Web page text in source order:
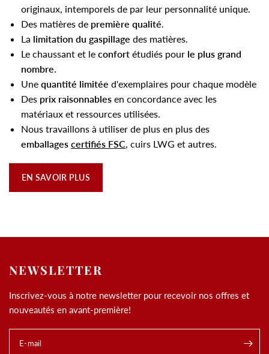
originaux, intemporels de par leur personnalité unique.
Des matières de première qualité.
La limitation du gaspillage des matières.
Le chaussant et le confort étudiés pour le plus grand
nombre.
Une quantité limitée d'exemplaires pour chaque modèle
Des prix raisonnables en concordance avec les
matériaux et ressources utilisées.
Nous travaillons à utiliser de plus en plus des
emballages certifiés FSC, cuirs LWG et autres.
EN SAVOIR PLUS
NEWSLETTER
Inscrivez-vous à notre newsletter pour recevoir nos offres et
nouveautés en avant-première!
E-mail